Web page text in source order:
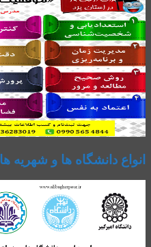
انواع دانشگاه ها و شهریه ها